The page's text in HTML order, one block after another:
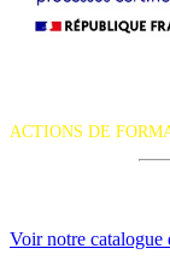
ACTIONS DE
Voir notre catalogue